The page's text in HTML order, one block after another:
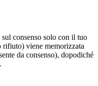
consenso solo con il tuo
rifiuto) viene memorizzata
da consenso), dopodiché